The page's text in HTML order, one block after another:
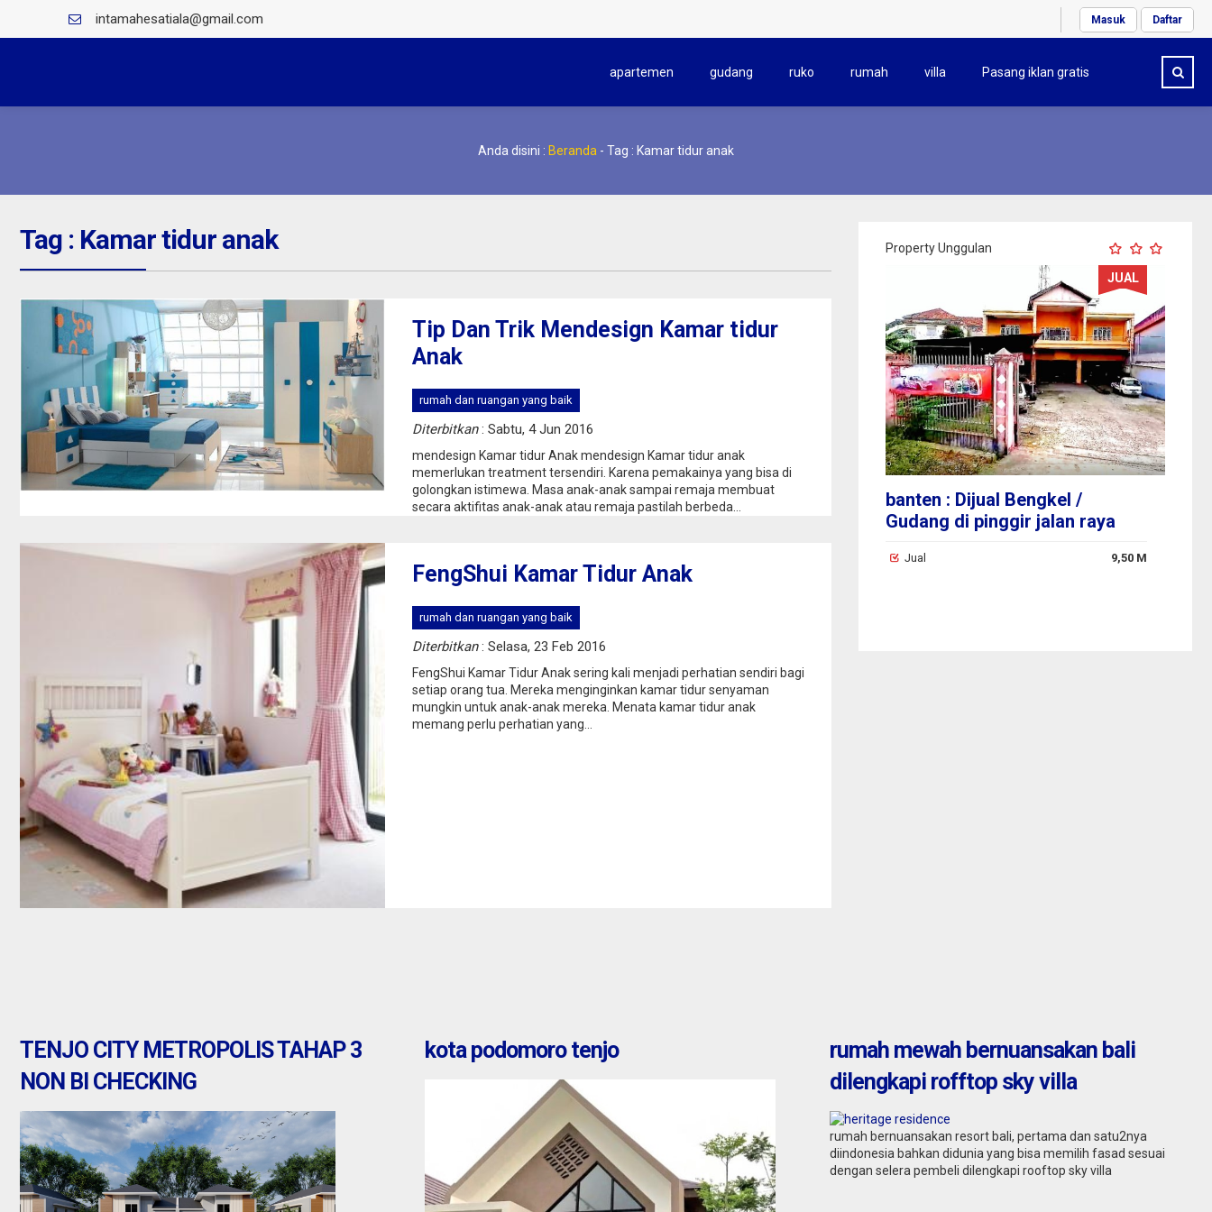
intamahesatiala@gmail.com Masuk Daftar
apartemen gudang ruko rumah villa Pasang iklan gratis
Anda disini : Beranda - Tag : Kamar tidur anak
Tag : Kamar tidur anak
Tip Dan Trik Mendesign Kamar tidur
Anak
rumah dan ruangan yang baik
Diterbitkan: Sabtu, 4 Jun 2016
mendesign Kamar tidur Anak mendesign Kamar tidur anak
memerlukan treatment tersendiri. Karena pemakainya yang bisa di
golongkan istimewa. Masa anak-anak sampai remaja membuat
secara aktifitas anak-anak atau remaja pastilah berbeda...
FengShui Kamar Tidur Anak
rumah dan ruangan yang baik
Diterbitkan: Selasa, 23 Feb 2016
FengShui Kamar Tidur Anak sering kali menjadi perhatian sendiri bagi
setiap orang tua. Mereka menginginkan kamar tidur senyaman
mungkin untuk anak-anak mereka. Menata kamar tidur anak
memang perlu perhatian yang...
Property Unggulan
tenjo : kota podomoro tenjo
Jual
Tangerang : Rumah dijual di
sepatan city
JUAL
banten : Dijual Bengkel /
Gudang di pinggir jalan raya
Jual 9,50 M
TENJO CITY METROPOLIS TAHAP 3
NON BI CHECKING
kota podomoro tenjo
rumah mewah bernuansakan bali
dilengkapi rofftop sky villa
rumah bernuansakan resort bali, pertama dan satu2nya
diindonesia bahkan didunia yang bisa memilih fasad sesuai
dengan selera pembeli dilengkapi rooftop sky villa